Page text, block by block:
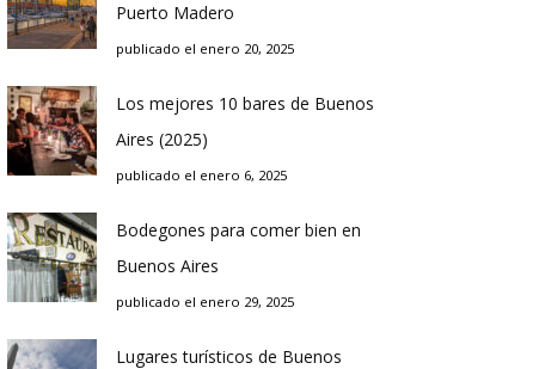
Puerto Madero
publicado el enero 20, 2025
Los mejores 10 bares de Buenos
Aires (2025)
publicado el enero 6, 2025
Bodegones para comer bien en
Buenos Aires
publicado el enero 29, 2025
Lugares turísticos de Buenos